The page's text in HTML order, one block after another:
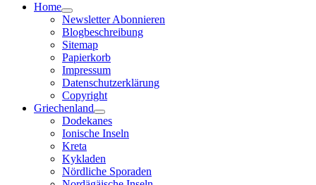
Home
Newsletter Abonnieren
Blogbeschreibung
Sitemap
Papierkorb
Impressum
Datenschutzerklärung
Copyright
Griechenland
Dodekanes
Ionische Inseln
Kreta
Kykladen
Nördliche Sporaden